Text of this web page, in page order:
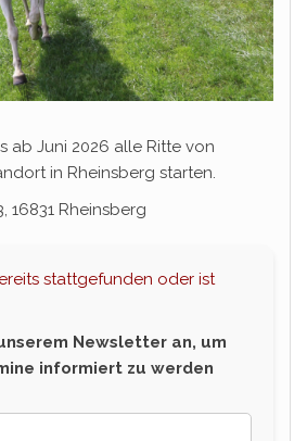
ab Juni 2026 alle Ritte von
in Rheinsberg starten.
16831 Rheinsberg
stattgefunden oder ist
Newsletter an, um
informiert zu werden